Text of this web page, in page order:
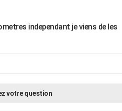
independant je viens de les
votre question